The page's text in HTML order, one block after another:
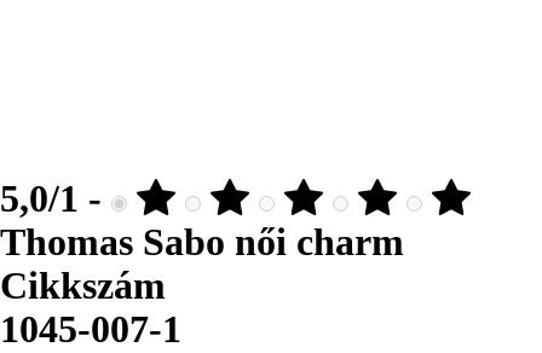
5,0/1 -
Thomas Sabo női charm
Cikkszám
1045-007-1